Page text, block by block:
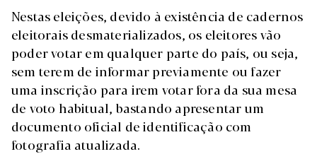
Nestas eleições, devido à existência de cadernos
eleitorais desmaterializados, os eleitores vão
poder votar em qualquer parte do país, ou seja,
sem terem de informar previamente ou fazer
uma inscrição para irem votar fora da sua mesa
de voto habitual, bastando apresentar um
documento oficial de identificação com
fotografia atualizada.